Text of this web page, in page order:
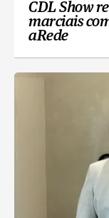
CDL Show
marciais
aRede